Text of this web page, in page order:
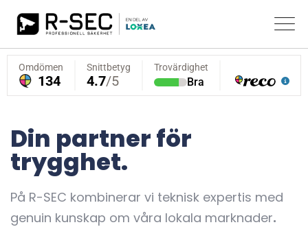
Din partner för
trygghet.
På R-SEC kombinerar vi teknisk expertis med
genuin kunskap om våra lokala marknader.